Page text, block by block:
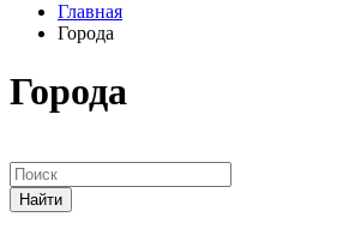
Главная
Города
Города